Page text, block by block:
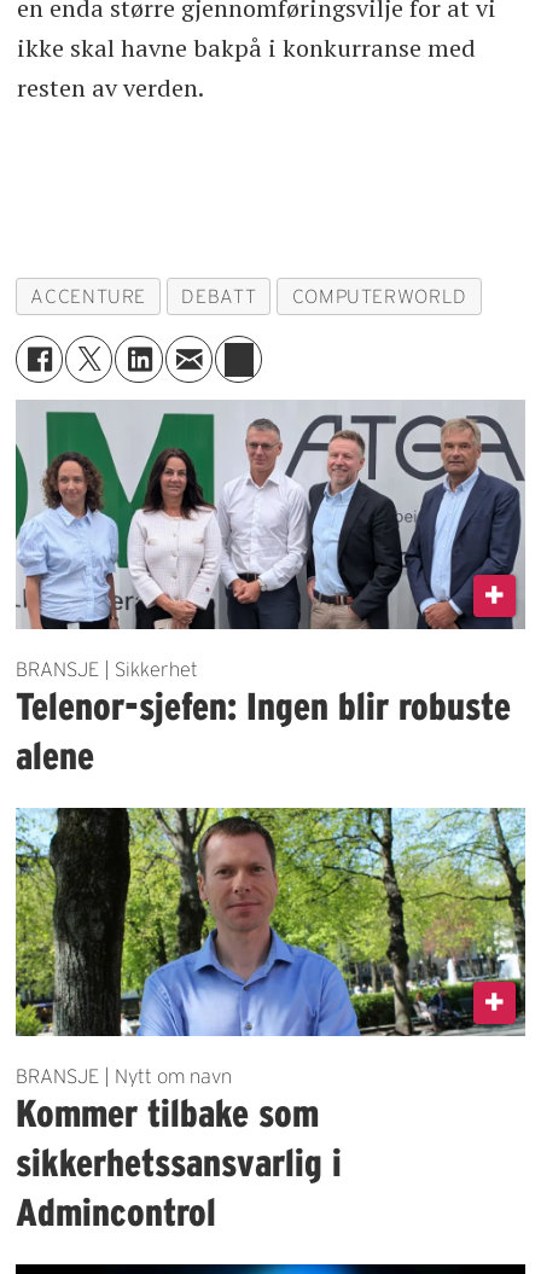
en enda større gjennomføringsvilje for at vi
ikke skal havne bakpå i konkurranse med
resten av verden.
ACCENTURE DEBATT COMPUTERWORLD
BRANSJE | Sikkerhet
Telenor-sjefen: Ingen blir robuste
alene
BRANSJE | Nytt om navn
Kommer tilbake som
sikkerhetssansvarlig i
Admincontrol